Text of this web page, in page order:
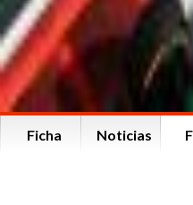
Ficha Noticias